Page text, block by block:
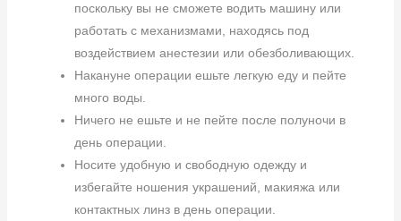
поскольку вы не сможете водить машину или
работать с механизмами, находясь под
воздействием анестезии или обезболивающих.
Накануне операции ешьте легкую еду и пейте
много воды.
Ничего не ешьте и не пейте после полуночи в
день операции.
Носите удобную и свободную одежду и
избегайте ношения украшений, макияжа или
контактных линз в день операции.